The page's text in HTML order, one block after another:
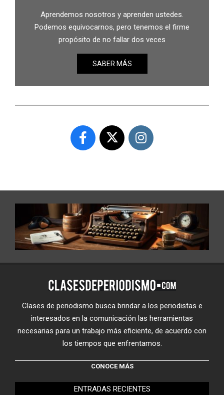
Aprendemos nosotros y aprenden ustedes.
Podemos equivocarnos, pero tenemos el firme
propósito de no fallar dos veces
SABER MÁS
Clases de periodismo busca brindar a los periodistas e
interesados en la comunicación las herramientas
necesarias para un trabajo más eficiente, de acuerdo con
los tiempos que enfrentamos.
CONOCE MÁS
ENTRADAS RECIENTES